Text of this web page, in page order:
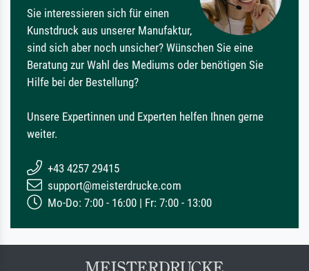
Sie interessieren sich für einen
Kunstdruck aus unserer Manufaktur,
sind sich aber noch unsicher? Wünschen Sie eine
Beratung zur Wahl des Mediums oder benötigen Sie
Hilfe bei der Bestellung?
Unsere Expertinnen und Experten helfen Ihnen gerne
weiter.
+43 4257 29415
support@meisterdrucke.com
Mo-Do: 7:00 - 16:00 | Fr: 7:00 - 13:00